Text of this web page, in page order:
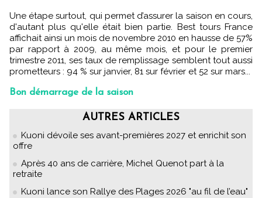
Une étape surtout, qui permet d’assurer la saison en cours,
d'autant plus qu'elle était bien partie. Best tours France
affichait ainsi un mois de novembre 2010 en hausse de 57%
par rapport à 2009, au même mois, et pour le premier
trimestre 2011, ses taux de remplissage semblent tout aussi
prometteurs : 94 % sur janvier, 81 sur février et 52 sur mars...
Bon démarrage de la saison
AUTRES ARTICLES
Kuoni dévoile ses avant-premières 2027 et enrichit son
offre
Après 40 ans de carrière, Michel Quenot part à la
retraite
Kuoni lance son Rallye des Plages 2026 "au fil de l’eau"